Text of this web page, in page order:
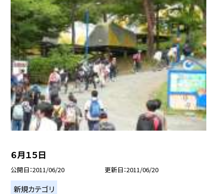
６月１５日
公開日 2011/06/20 更新日 2011/06/20
新規カテゴリ